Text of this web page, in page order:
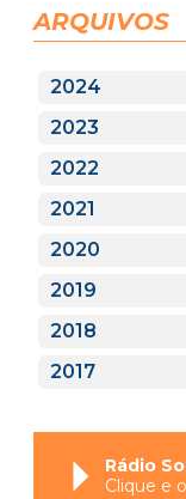
ARQUIVOS
2024
2023
2022
2021
2020
2019
2018
2017
Rádio
Clique e